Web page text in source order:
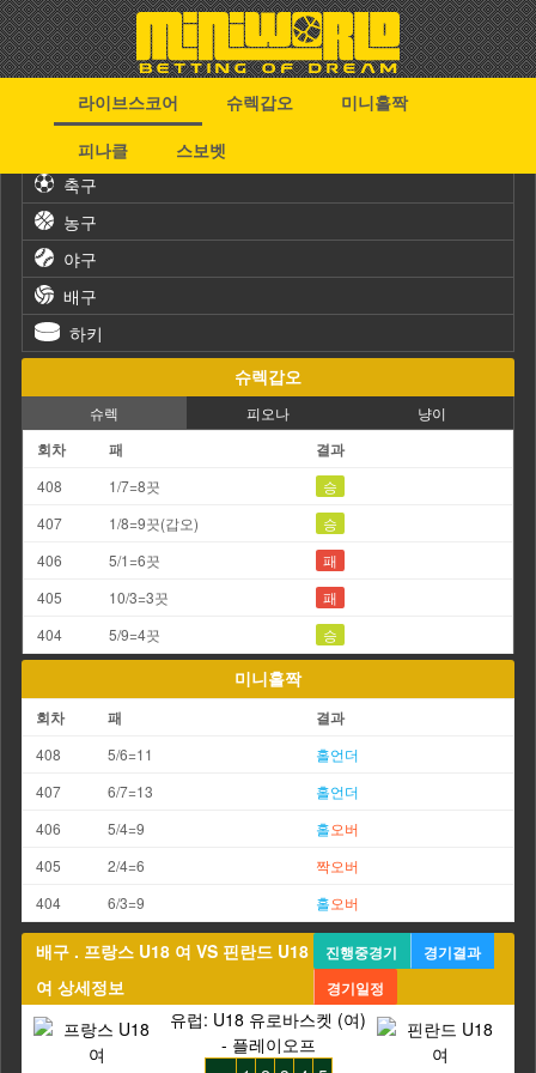
라이브스코어 슈렉갑오
미니홀짝
피나클
스보벳
축구
농구
야구
배구
하키
슈렉갑오
슈렉 피오나 냥이
회차 패 결과
408 1/7=8끗
승
407
1/8=9끗(갑오)
승
406
5/1=6끗
패
405
10/3=3끗
패
404
5/9=4끗 승
미니홀짝
회차 패 결과
408 5/6=11 홀언더
407
6/7=13 홀언더
406
5/4=9 홀오버
405
2/4=6 짝오버
404
6/3=9 홀오버
배구 . 프랑스 U18 여 VS 핀란드 U18
여 상세정보
진행중경기
경기결과
경기일정
유럽: U18 유로바스켓 (여)
- 플레이오프